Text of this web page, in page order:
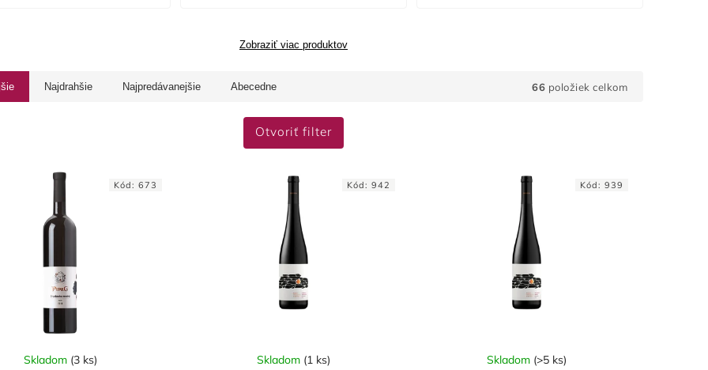
Zobraziť viac produktov
Najdrahšie Najpredávanejšie Abecedne 66 položiek celkom
Otvoriť filter
Skladom (3 ks)
Kód:673
Skladom (1 ks)
Kód:942
Skladom (>5 ks)
Kód:939